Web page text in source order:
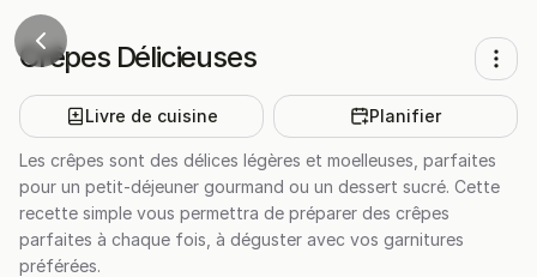
Crêpes Délicieuses
Livre de cuisine Planifier
Les crêpes sont des délices légères et moelleuses, parfaites
pour un petit-déjeuner gourmand ou un dessert sucré. Cette
recette simple vous permettra de préparer des crêpes
parfaites à chaque fois, à déguster avec vos garnitures
préférées.